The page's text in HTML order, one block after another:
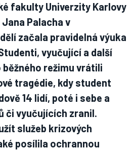
fakulty Univerzity Karlovy
Palacha v
začala pravidelná výuka
vyučující a další
režimu vrátili
tragédie, kdy student
14 lidí, poté i sebe a
či vyučujících zranil.
služeb krizových
posílila ochrannou